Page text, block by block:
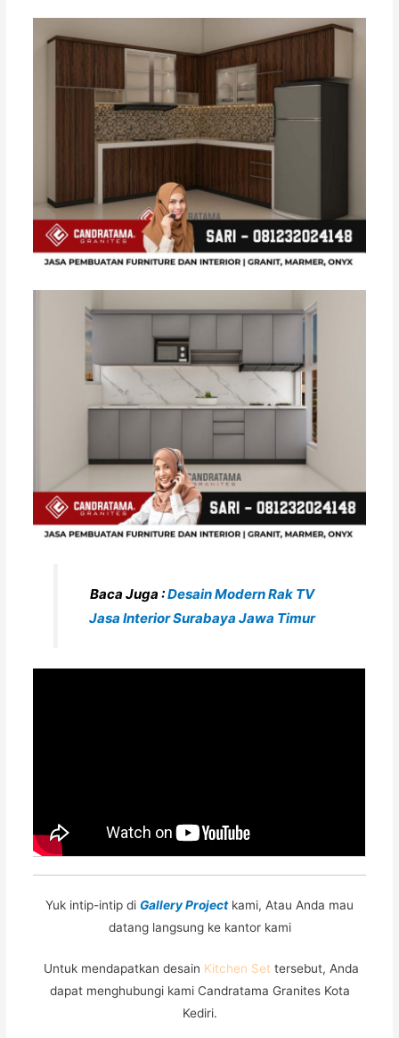
Baca Juga :Desain Modern Rak TV
Jasa Interior Surabaya Jawa Timur
Yuk intip-intip di Gallery Projectkami, Atau Anda mau
datang langsung ke kantor kami
Untuk mendapatkan desain Kitchen Set tersebut, Anda
dapat menghubungi kami Candratama Granites Kota
Kediri.